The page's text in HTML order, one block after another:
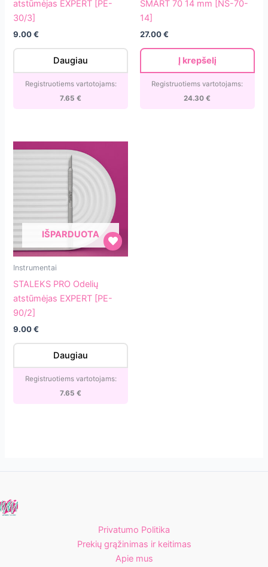
atstūmėjas
EXPERT
[PE-
atstūmėjas EXPERT [PE-
30/3]
9.00€
Daugiau
Registruotiems vartotojams:
7.65€
SMART
14
mm
70-
SMART 70 14 mm [NS-70-
14]
27.00€
Į krepšelį
Registruotiems vartotojams:
24.30€
STALEKS
atstūmėjas
EXPERT
[PE-
IŠPARDUOTA
Instrumentai
STALEKS PRO Odelių
atstūmėjas EXPERT [PE-
90/2]
9.00€
Daugiau
Registruotiems vartotojams:
7.65€
Privatumo Politika
Prekių grąžinimas ir keitimas
Apie mus